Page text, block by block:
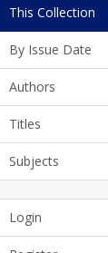
This Collection
By Issue Date
Authors
Titles
Subjects
Login